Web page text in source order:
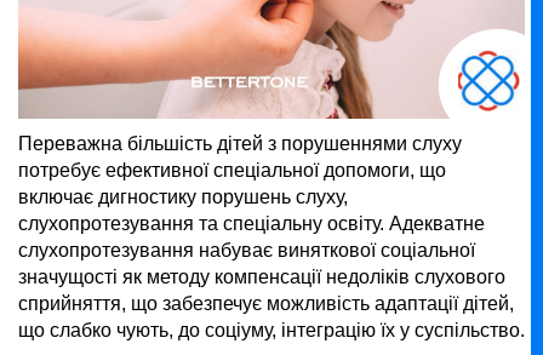
Переважна більшість дітей з порушеннями слуху
потребує ефективної спеціальної допомоги, що
включає дигностику порушень слуху,
слухопротезування та спеціальну освіту. Адекватне
слухопротезування набуває виняткової соціальної
значущості як методу компенсації недоліків слухового
сприйняття, що забезпечує можливість адаптації дітей,
що слабко чують, до соціуму, інтеграцію їх у суспільство.